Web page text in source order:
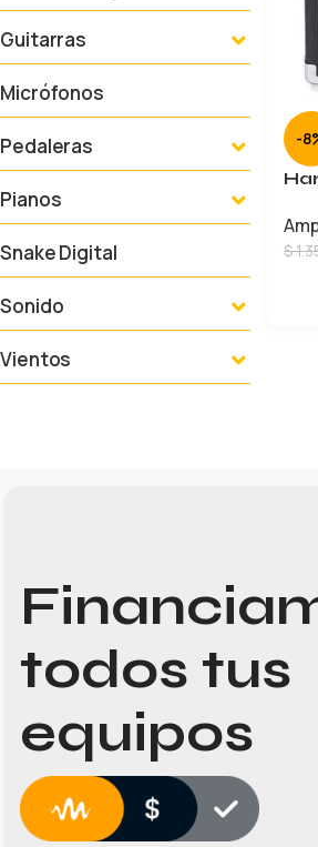
Guitarras
Micrófonos
Pedaleras
Pianos
Snake Digital
Sonido
Vientos
-
$
todos tus
equipos